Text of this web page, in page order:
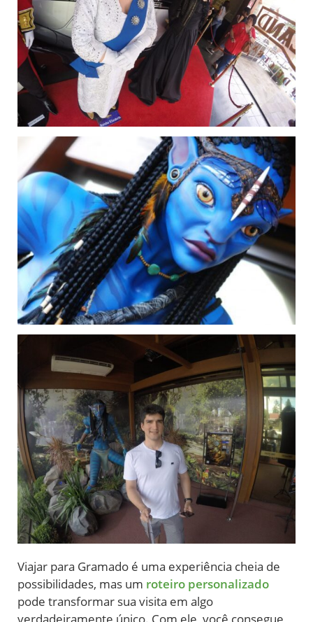
Viajar para Gramado é uma experiência cheia de
possibilidades, mas um roteiro personalizado
pode transformar sua visita em algo